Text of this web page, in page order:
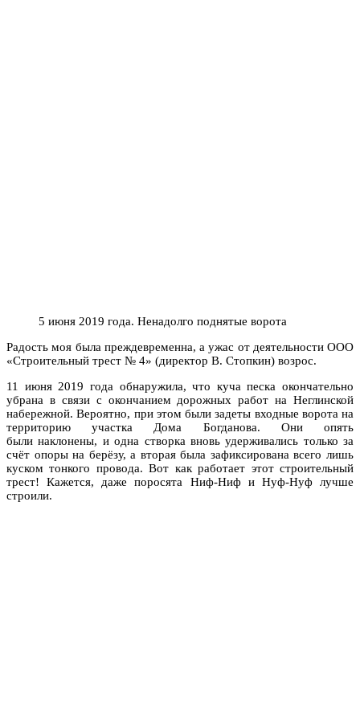
5 июня 2019 года. Ненадолго поднятые ворота
Радость моя была преждевременна, а ужас от деятельности ООО
«Строительный трест № 4» (директор В. Стопкин) возрос.
11 июня 2019 года обнаружила, что куча песка окончательно
убрана в связи с окончанием дорожных работ на Неглинской
набережной. Вероятно, при этом были задеты входные ворота на
территорию участка Дома Богданова. Они опять
были наклонены, и одна створка вновь удерживались только за
счёт опоры на берёзу, а вторая была зафиксирована всего лишь
куском тонкого провода. Вот как работает этот строительный
трест! Кажется, даже поросята Ниф-Ниф и Нуф-Нуф лучше
строили.